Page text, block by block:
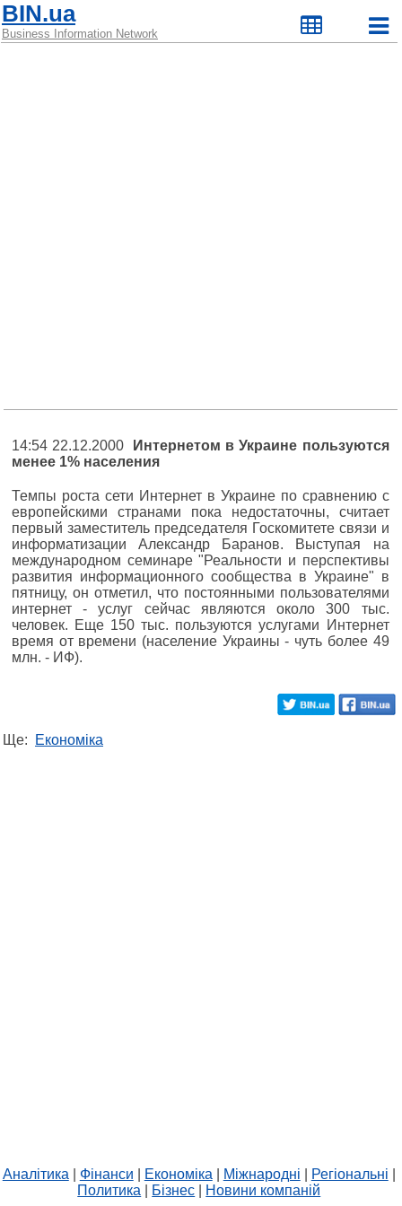
BIN.ua
Business Information Network
14:54 22.12.2000
Интернетом в Украине пользуются
менее 1% населения
Темпы роста сети Интернет в Украине по сравнению с
европейскими странами пока недостаточны, считает
первый заместитель председателя Госкомитете связи и
информатизации Александр Баранов. Выступая на
международном семинаре "Реальности и перспективы
развития информационного сообщества в Украине" в
пятницу, он отметил, что постоянными пользователями
интернет - услуг сейчас являются около 300 тыс.
человек. Еще 150 тыс. пользуются услугами Интернет
время от времени (население Украины - чуть более 49
млн. - ИФ).
Ще: Економіка
Аналітика Фінанси Економіка Міжнародні Регіональні
Политика
Бізнес Новини компаній